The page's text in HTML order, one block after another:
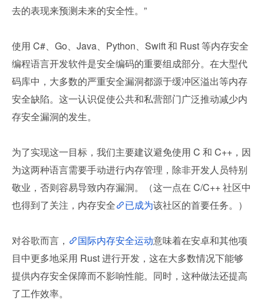
去的表现来预测未来的安全性。”
使用 C#、Go、Java、Python、Swift 和 Rust 等内存安全
编程语言开发软件是安全编码的重要组成部分。在大型代
码库中，大多数的严重安全漏洞都源于缓冲区溢出等内存
安全缺陷。这一认识促使公共和私营部门广泛推动减少内
存安全漏洞的发生。
为了实现这一目标，我们主要建议避免使用 C 和 C++，因
为这两种语言需要手动进行内存管理，除非开发人员特别
敬业，否则容易导致内存漏洞。（这一点在 C/C++ 社区中
也得到了关注，内存安全
已成为该社区的首要任务。）
对谷歌而言， 国际内存安全运动意味着在安卓和其他项
目中更多地采用 Rust 进行开发，这在大多数情况下能够
提供内存安全保障而不影响性能。同时，这种做法还提高
了工作效率。